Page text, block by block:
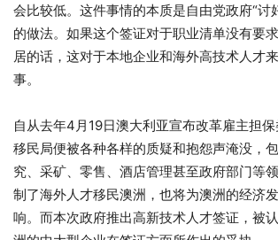
会比较低。这件事情的本质是自由党政府“讨
的做法。如果这个签证对于职业清单没有要
居的话，这对于本地企业和海外高技术人才
事。
自从去年4月19日澳大利亚宣布改革雇主担保
移民局便被各种各样的质疑和抱怨声淹没，
究、采矿、零售、酒店管理甚至政府部门等
制了海外人才移民澳洲，也将为澳洲的经济
响。而本次政府推出高新技术人才签证，被